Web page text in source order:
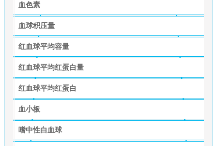
血色素
血球积压量
红血球平均容量
红血球平均红蛋白量
红血球平均红蛋白
血小板
嗜中性白血球